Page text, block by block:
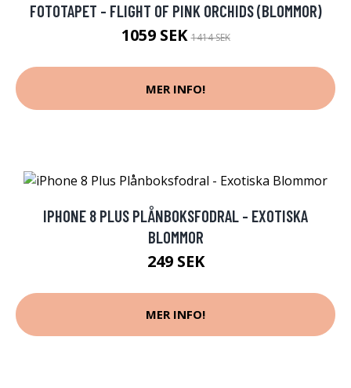
FOTOTAPET - FLIGHT OF PINK ORCHIDS (BLOMMOR)
1059 SEK1414 SEK
MER INFO!
IPHONE 8 PLUS PLÅNBOKSFODRAL - EXOTISKA
BLOMMOR
249 SEK
MER INFO!